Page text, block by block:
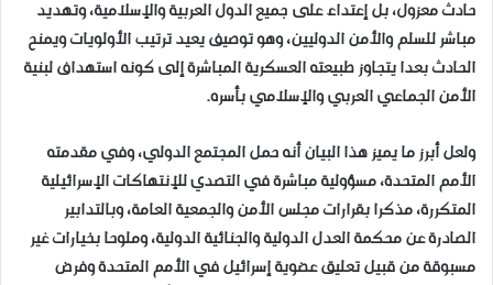
حادث معزول، بل إعتداء على جميع الدول العربية والإسلامية، وتهديد
مباشر للسلم والأمن الدوليين، وهو توصيف يعيد ترتيب الأولويات ويمنح
الحادث بعدا يتجاوز طبيعته العسكرية المباشرة إلى كونه استهداف لبنية
الأمن الجماعي العربي والإسلامي بأسره.
ولعل أبرز ما يميز هذا البيان أنه حمل المجتمع الدولي، وفي مقدمته
الأمم المتحدة، مسؤولية مباشرة في التصدي للإنتهاكات الإسرائيلية
المتكررة، مذكرا بقرارات مجلس الأمن والجمعية العامة، وبالتدابير
الصادرة عن محكمة العدل الدولية والجنائية الدولية، وملوحا بخيارات غير
مسبوقة من قبيل تعليق عضوية إسرائيل في الأمم المتحدة وفرض